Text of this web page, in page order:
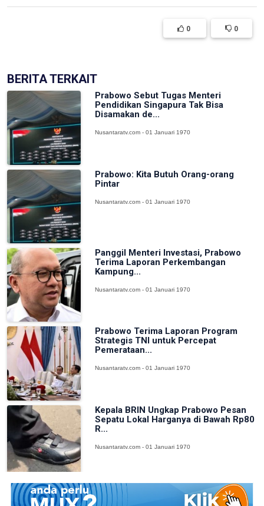
0 0
BERITA TERKAIT
Prabowo Sebut Tugas Menteri
Pendidikan Singapura Tak Bisa
Disamakan de...
Nusantaratv.com - 01 Januari 1970
Prabowo: Kita Butuh Orang-orang
Pintar
Nusantaratv.com - 01 Januari 1970
Panggil Menteri Investasi, Prabowo
Terima Laporan Perkembangan
Kampung...
Nusantaratv.com - 01 Januari 1970
Prabowo Terima Laporan Program
Strategis TNI untuk Percepat
Pemerataan...
Nusantaratv.com - 01 Januari 1970
Kepala BRIN Ungkap Prabowo Pesan
Sepatu Lokal Harganya di Bawah Rp80
R...
Nusantaratv.com - 01 Januari 1970